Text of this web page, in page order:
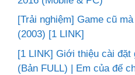
[Trải nghiệm] Game cũ
(2003) [1 LINK]
[1 LINK] Giới thiệu cài đặt
(Bản FULL) | Em của đế